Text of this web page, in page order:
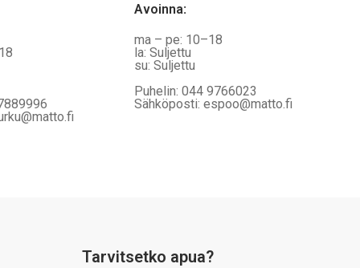
Avoinna:
ma – pe: 10–18
la: Suljettu
su: Suljettu
Puhelin: 044 9766023
Sähköposti: espoo@matto.fi
Tarvitsetko apua?